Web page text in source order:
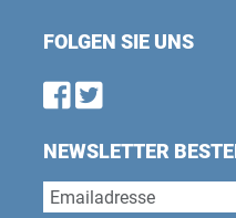
FOLGEN SIE UNS
Find us on
Follow us
NEWSLETTER